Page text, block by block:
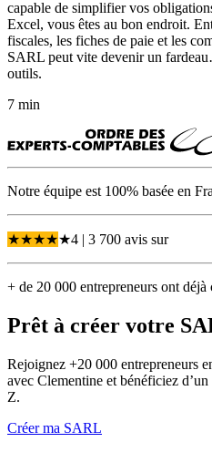
capable de simplifier vos
Excel, vous êtes au bon endroit.
fiscales, les fiches de paie et les
SARL peut vite devenir un
outils.
7 min
Notre équipe est 100% basée en
★★★★★4 | 3 700 avis sur
+ de 20 000 entrepreneurs ont
Prêt à créer votre
Rejoignez +20 000 entrepreneurs
avec Clementine et bénéficiez
Z.
Créer ma SARL